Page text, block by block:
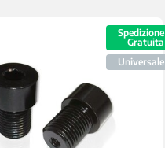
Spedizione
Gratuita
Universale